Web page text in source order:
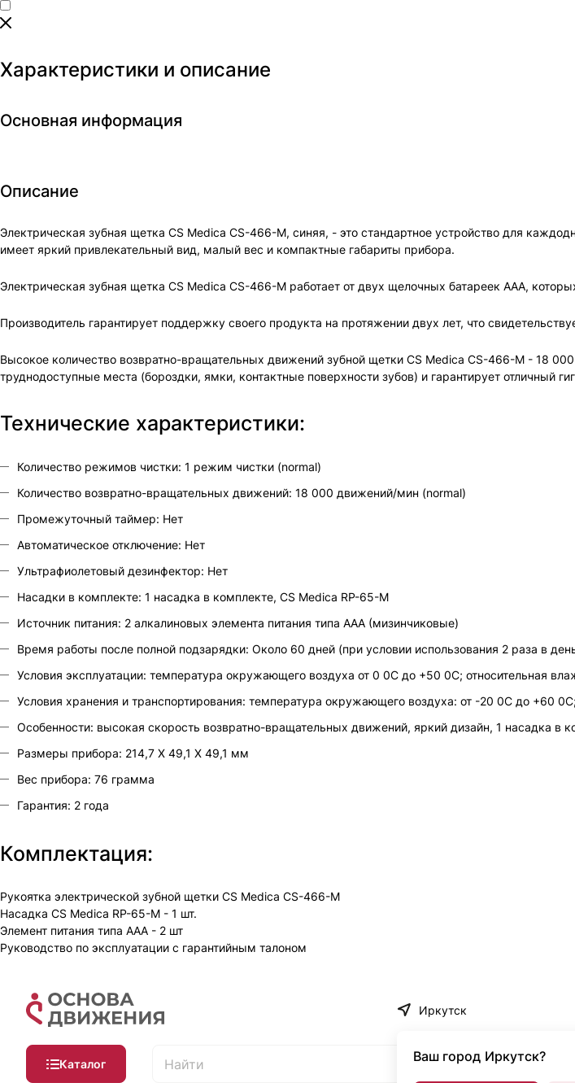
Характеристики и описание
Основная информация
Описание
Электрическая зубная щетка CS Medica CS-466-M, синяя, - это стандартное устройство для
имеет яркий привлекательный вид, малый вес и компактные габариты прибора.
Электрическая зубная щетка CS Medica CS-466-M работает от двух щелочных батареек AAA,
Производитель гарантирует поддержку своего продукта на протяжении двух лет, что
Высокое количество возвратно-вращательных движений зубной щетки CS Medica CS-466-M - 18
труднодоступные места (бороздки, ямки, контактные поверхности зубов) и гарантирует отличный
Технические характеристики:
Количество режимов чистки: 1 режим чистки (normal)
Количество возвратно-вращательных движений: 18 000 движений/мин (normal)
Промежуточный таймер: Нет
Автоматическое отключение: Нет
Ультрафиолетовый дезинфектор: Нет
Насадки в комплекте: 1 насадка в комплекте, CS Medica RP-65-M
Источник питания: 2 алкалиновых элемента питания типа AAA (мизинчиковые)
Время работы после полной подзарядки: Около 60 дней (при условии использования 2 раза в
Условия эксплуатации: температура окружающего воздуха от 0 0C до +50 0C; относительная
Условия хранения и транспортирования: температура окружающего воздуха: от -20 0C до +60
Особенности: высокая скорость возвратно-вращательных движений, яркий дизайн, 1 насадка в
Размеры прибора: 214,7 X 49,1 X 49,1 мм
Вес прибора: 76 грамма
Гарантия: 2 года
Комплектация:
Рукоятка электрической зубной щетки CS Medica CS-466-M
Насадка CS Medica RP-65-M - 1 шт.
Элемент питания типа AAA - 2 шт
Руководство по эксплуатации с гарантийным талоном
Иркутск
Ваш город Иркутск?
Каталог